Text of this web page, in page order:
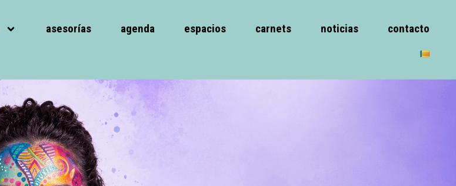
asesorías agenda espacios carnets noticias contacto